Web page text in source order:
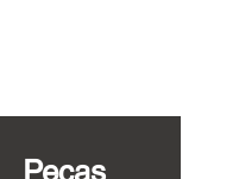
Peças